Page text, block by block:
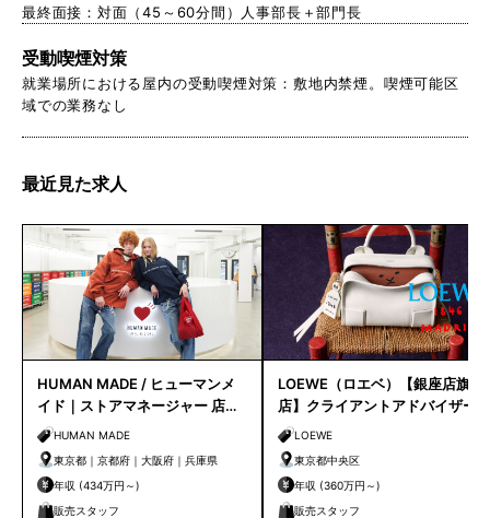
最終面接：対面（45～60分間）人事部長＋部門長
受動喫煙対策
就業場所における屋内の受動喫煙対策：敷地内禁煙。喫煙可能区
域での業務なし
最近見た求人
HUMAN MADE / ヒューマンメ
イド｜ストアマネージャー 店長
候補HUMAN MADE
東京都｜京都府｜大阪府｜兵庫県
年収 (434万円～)
販売スタッフ
LOEWE（ロエベ）【銀座店旗艦
店】クライアントアドバイザー
／シニアクライアントアドバイ
ザー募集
LOEWE
東京都中央区
年収 (360万円～)
販売スタッフ